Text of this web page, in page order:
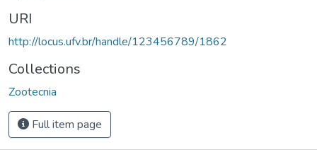
URI
http://locus.ufv.br/handle/123456789/1862
Collections
Zootecnia
Full item page